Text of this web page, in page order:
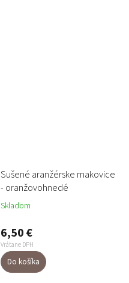
Sušené aranžérske makovice
- oranžovohnedé
Skladom
6,50 €
Vrátane DPH
Do košíka